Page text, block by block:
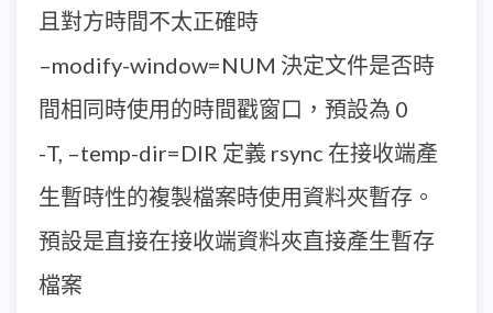
且對方時間不太正確時
–modify-window=NUM 決定文件是否時
間相同時使用的時間戳窗口，預設為 0
-T, –temp-dir=DIR 定義 rsync 在接收端產
生暫時性的複製檔案時使用資料夾暫存。
預設是直接在接收端資料夾直接產生暫存
檔案